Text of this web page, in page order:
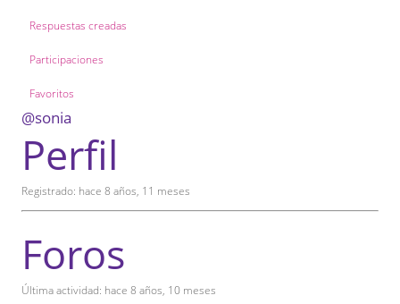
Respuestas creadas
Participaciones
Favoritos
@sonia
Perfil
Registrado: hace 8 años, 11 meses
Foros
Última actividad: hace 8 años, 10 meses